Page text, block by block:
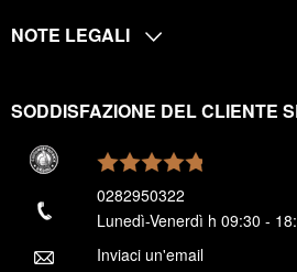
NOTE LEGALI
SODDISFAZIONE DEL CLIENTE
0282950322
Lunedì-Venerdì h 09:30 -
Inviaci un'email